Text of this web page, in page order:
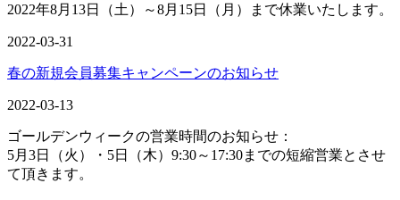
2022年8月13日（土）～8月15日（月）まで休業いたします。
2022-03-31
春の新規会員募集キャンペーンのお知らせ
2022-03-13
ゴールデンウィークの営業時間のお知らせ：
5月3日（火）・5日（木）9:30～17:30までの短縮営業とさせ
て頂きます。